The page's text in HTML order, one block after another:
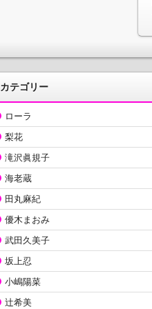
カテゴリー
ローラ
梨花
滝沢眞規子
海老蔵
田丸麻紀
優木まおみ
武田久美子
坂上忍
小嶋陽菜
辻希美